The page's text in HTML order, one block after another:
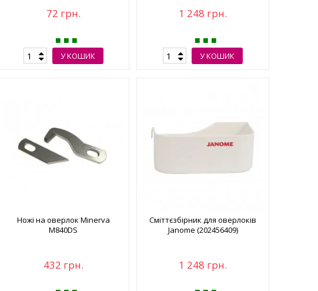
72 грн.
У КОШИК
1 248 грн.
У КОШИК
Ножі на оверлок Minerva
M840DS
432 грн.
Сміттєзбірник для оверлоків
Janome (202456409)
1 248 грн.